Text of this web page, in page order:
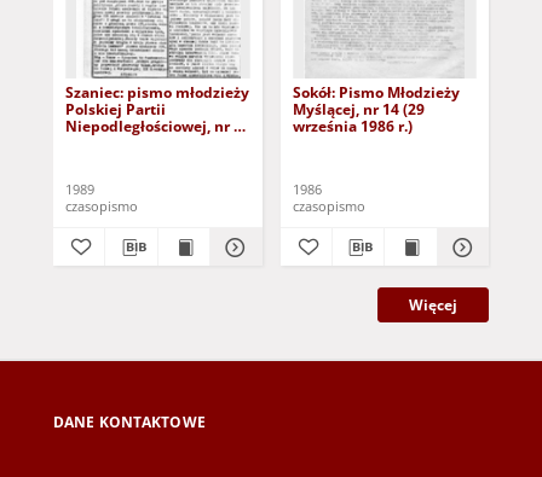
Szaniec: pismo młodzieży
Polskiej Partii
Niepodległościowej, nr 1
1989
czasopismo
Sokół: Pismo Młodzieży
Myślącej, nr 14 (29
września 1986 r.)
1986
czasopismo
Więcej
DANE KONTAKTOWE